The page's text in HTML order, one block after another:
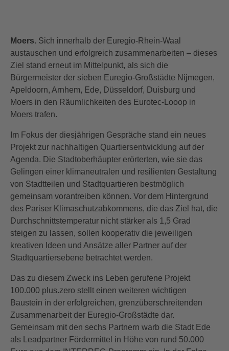
Moers. Sich innerhalb der Euregio-Rhein-Waal
austauschen und erfolgreich zusammenarbeiten – dieses
Ziel stand erneut im Mittelpunkt, als sich die
Bürgermeister der sieben Euregio-Großstädte Nijmegen,
Apeldoorn, Arnhem, Ede, Düsseldorf, Duisburg und
Moers in den Räumlichkeiten des Eurotec-Looop in
Moers trafen.
Im Fokus der diesjährigen Gespräche stand ein neues
Projekt zur nachhaltigen Quartiersentwicklung auf der
Agenda. Die Stadtoberhäupter erörterten, wie sie das
Gelingen einer klimaneutralen und resilienten Gestaltung
von Stadtteilen und Stadtquartieren bestmöglich
gemeinsam vorantreiben können. Vor dem Hintergrund
des Pariser Klimaschutzabkommens, die das Ziel hat, die
Durchschnittstemperatur nicht stärker als 1,5 Grad
steigen zu lassen, sollen kooperativ die jeweiligen
kreativen Ideen und Ansätze aller Partner auf der
Stadtquartiersebene betrachtet werden.
Das zu diesem Zweck ins Leben gerufene Projekt
100.000 plus.zero stellt einen weiteren wichtigen
Baustein in der erfolgreichen, grenzüberschreitenden
Zusammenarbeit der Euregio-Großstädte dar.
Gemeinsam mit den sechs Partnern warb die Stadt Ede
als Leadpartner Fördermittel in Höhe von rund 50.000